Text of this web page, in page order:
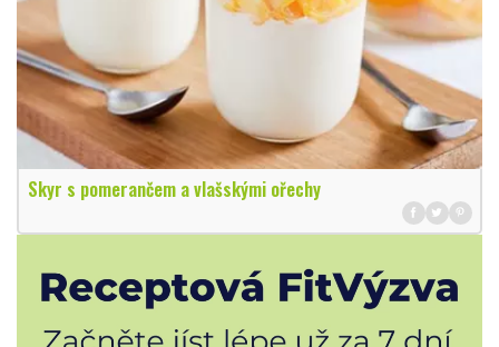
Skyr s pomerančem a vlašskými ořechy